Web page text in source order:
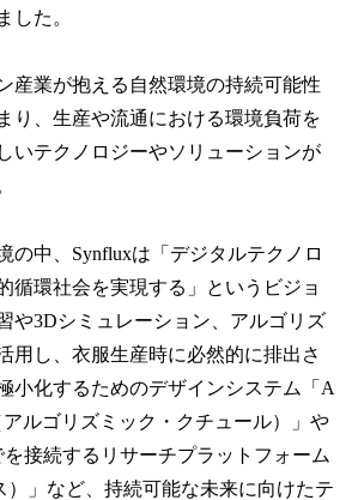
した。
産業が抱える自然環境の持続可能性
り、生産や流通における環境負荷を
いテクノロジーやソリューションが
の中、Synfluxは「デジタルテクノロ
循環社会を実現する」というビジョ
や3Dシミュレーション、アルゴリズ
用し、衣服生産時に必然的に排出さ
小化するためのデザインシステム「A
アルゴリズミック・クチュール）」や
接続するリサーチプラットフォーム
）」など、持続可能な未来に向けたテ